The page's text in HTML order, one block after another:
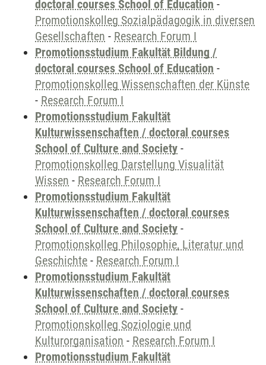
doctoral courses School of Education -
Promotionskolleg Sozialpädagogik in diversen
Gesellschaften - Research Forum I
Promotionsstudium Fakultät Bildung /
doctoral courses School of Education -
Promotionskolleg Wissenschaften der Künste
- Research Forum I
Promotionsstudium Fakultät
Kulturwissenschaften / doctoral courses
School of Culture and Society -
Promotionskolleg Darstellung Visualität
Wissen - Research Forum I
Promotionsstudium Fakultät
Kulturwissenschaften / doctoral courses
School of Culture and Society -
Promotionskolleg Philosophie, Literatur und
Geschichte - Research Forum I
Promotionsstudium Fakultät
Kulturwissenschaften / doctoral courses
School of Culture and Society -
Promotionskolleg Soziologie und
Kulturorganisation - Research Forum I
Promotionsstudium Fakultät